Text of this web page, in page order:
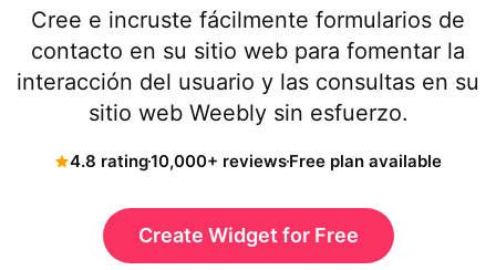
Cree e incruste fácilmente formularios de
contacto en su sitio web para fomentar la
interacción del usuario y las consultas en su
sitio web Weebly sin esfuerzo.
4.8 rating10,000+ reviewsFree plan available
Create Widget for Free